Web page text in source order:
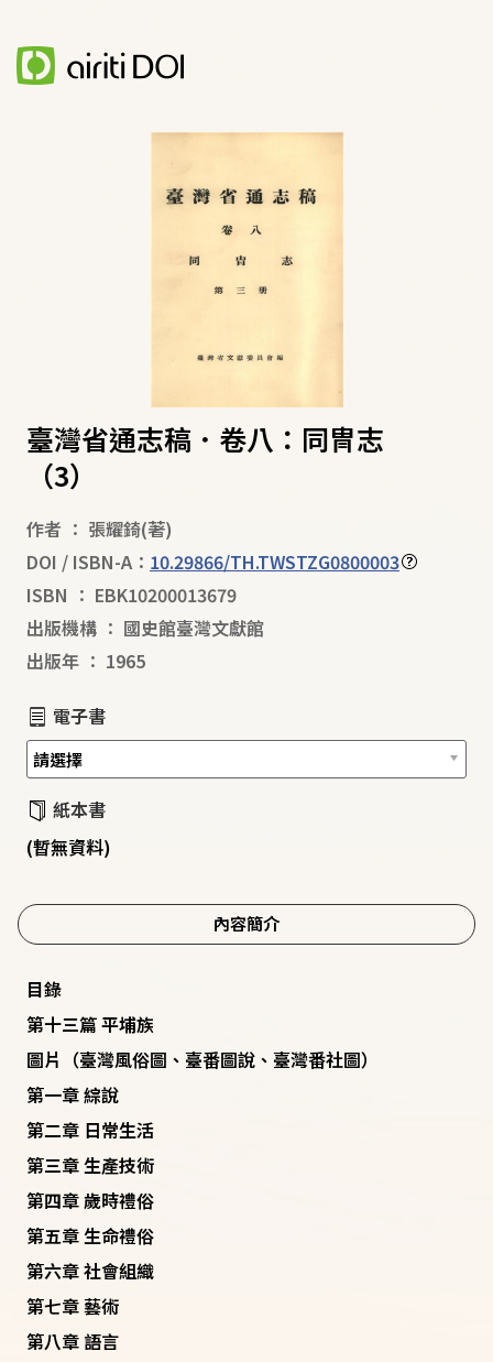
臺灣省通志稿．卷八：同冑志
（3）
作者 ： 張耀錡(著)
DOI / ISBN-A： 10.29866/TH.TWSTZG0800003
ISBN ： EBK10200013679
出版機構 ： 國史館臺灣文獻館
出版年 ： 1965
電子書
紙本書
(暫無資料)
內容簡介
目錄
第十三篇 平埔族
圖片（臺灣風俗圖、臺番圖說、臺灣番社圖）
第一章 綜說
第二章 日常生活
第三章 生產技術
第四章 歲時禮俗
第五章 生命禮俗
第六章 社會組織
第七章 藝術
第八章 語言